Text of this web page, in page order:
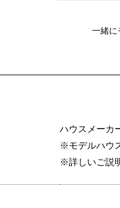
一緒に
ハウスメーカ
※モデルハウ
※詳しいご説